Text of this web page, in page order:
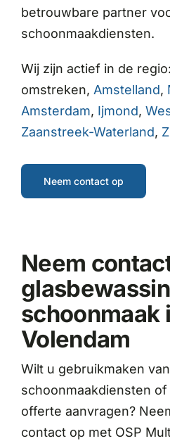
betrouwbare partner
schoonmaakdiensten.
Wij zijn actief in de regio:
omstreken, Amstelland,
Amsterdam, Ijmond,
Zaanstreek-Waterland,
Neem contact op
Neem
schoonmaak
Volendam
Wilt u gebruikmaken
schoonmaakdiensten
offerte aanvragen?
contact op met OSP